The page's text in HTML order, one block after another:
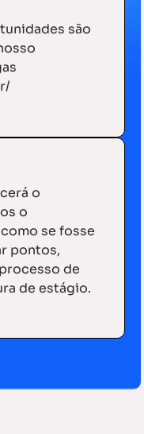
são
o
o
se fosse
pontos,
de
de estágio.